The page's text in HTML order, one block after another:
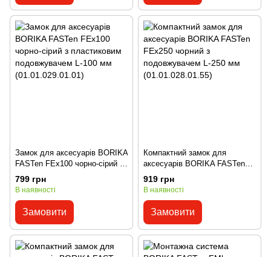
Замок для аксесуарів BORIKA
FASTen FEx100 чорно-сірий з
пластиковим подовжувачем L-
100 мм (01.01.029.01.01)
799 грн
В наявності
Замовити
Компактний замок для
аксесуарів BORIKA FASTen
FEx250 чорний з
подовжувачем L-250 мм
919 грн
В наявності
Замовити